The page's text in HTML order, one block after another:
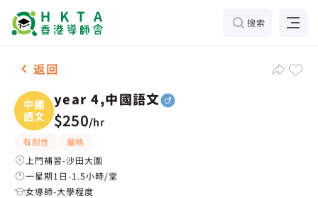
搜索
男-1名 year 4,中國語文，沙田大圍 補習推介
返回
中國
語文
year 4,中國語文
$250/hr
有耐性
嚴格
上門補習-沙田大圍
一星期1日-1.5小時/堂
女導師-大學程度